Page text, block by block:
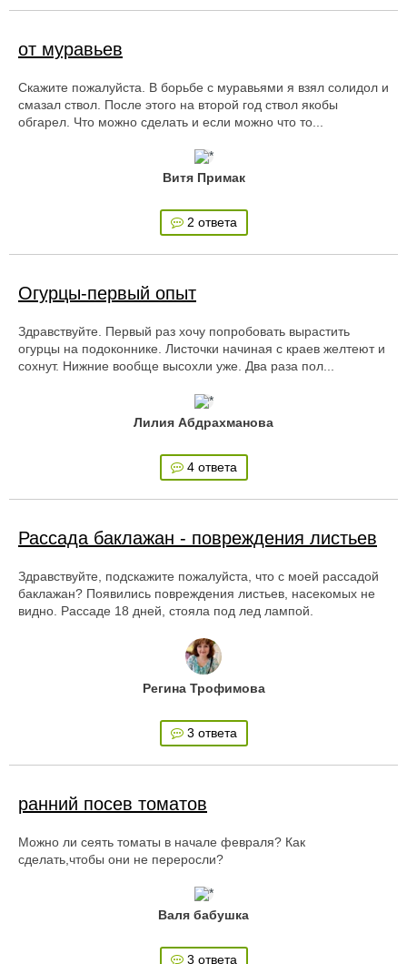
от муравьев
Скажите пожалуйста. В борьбе с муравьями я взял солидол и
смазал ствол. После этого на второй год ствол якобы
обгарел. Что можно сделать и если можно что то...
Витя Примак
2 ответа
Огурцы-первый опыт
Здравствуйте. Первый раз хочу попробовать вырастить
огурцы на подоконнике. Листочки начиная с краев желтеют и
сохнут. Нижние вообще высохли уже. Два раза пол...
Лилия Абдрахманова
4 ответа
Рассада баклажан - повреждения листьев
Здравствуйте, подскажите пожалуйста, что с моей рассадой
баклажан? Появились повреждения листьев, насекомых не
видно. Рассаде 18 дней, стояла под лед лампой.
Регина Трофимова
3 ответа
ранний посев томатов
Можно ли сеять томаты в начале февраля? Как
сделать,чтобы они не переросли?
Валя бабушка
3 ответа